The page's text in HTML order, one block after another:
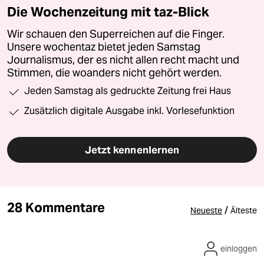
Die Wochenzeitung mit taz-Blick
Wir schauen den Superreichen auf die Finger.
Unsere wochentaz bietet jeden Samstag
Journalismus, der es nicht allen recht macht und
Stimmen, die woanders nicht gehört werden.
Jeden Samstag als gedruckte Zeitung frei Haus
Zusätzlich digitale Ausgabe inkl. Vorlesefunktion
Jetzt kennenlernen
28 Kommentare Neueste / Älteste
einloggen